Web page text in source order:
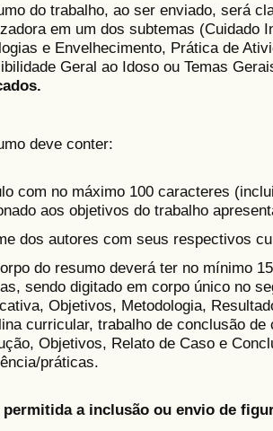
do trabalho, ao ser enviado, será
em um dos subtemas (Cuidado
e Envelhecimento, Prática de
Geral ao Idoso ou Temas
deve conter:
com no máximo 100 caracteres
aos objetivos do trabalho
dos autores com seus respectivos
do resumo deverá ter no mínimo
sendo digitado em corpo único no
Objetivos, Metodologia,
curricular, trabalho de conclusão
Objetivos, Relato de Caso e
práticas.
permitida a inclusão ou envio de